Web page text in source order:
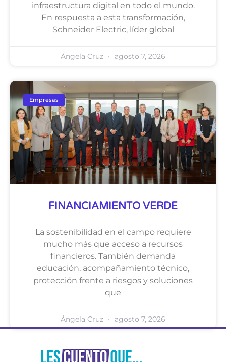
infraestructura digital en todo el mundo.
En respuesta a esta transformación,
Schneider Electric, líder global
Ángela Cruz agosto 7, 2026
Empresas
FINANCIAMIENTO VERDE
La sostenibilidad en el campo requiere
mucho más que acceso a recursos
financieros. También demanda
educación, acompañamiento técnico,
protección frente a riesgos y soluciones
que
Ángela Cruz agosto 7, 2026